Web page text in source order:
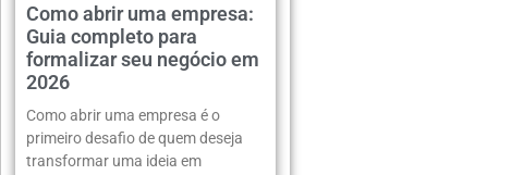
Como abrir uma empresa:
Guia completo para
formalizar seu negócio em
2026
Como abrir uma empresa é o
primeiro desafio de quem deseja
transformar uma ideia em